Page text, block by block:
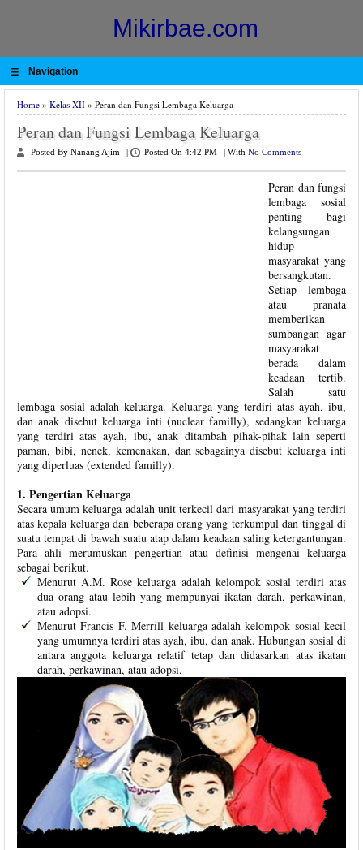
Mikirbae.com
≡ Navigation
Home » Kelas XII » Peran dan Fungsi Lembaga Keluarga
Peran dan Fungsi Lembaga Keluarga
Posted By Nanang Ajim Posted On 4:42 PM With No Comments
Peran dan fungsi
lembaga sosial
penting bagi
kelangsungan
hidup
masyarakat yang
bersangkutan.
Setiap lembaga
atau pranata
memberikan
sumbangan agar
masyarakat
berada dalam
keadaan tertib.
Salah satu
lembaga sosial adalah keluarga. Keluarga yang terdiri atas ayah, ibu,
dan anak disebut keluarga inti (nuclear familly), sedangkan keluarga
yang terdiri atas ayah, ibu, anak ditambah pihak-pihak lain seperti
paman, bibi, nenek, kemenakan, dan sebagainya disebut keluarga inti
yang diperluas (extended familly).
1. Pengertian Keluarga
Secara umum keluarga adalah unit terkecil dari masyarakat yang terdiri
atas kepala keluarga dan beberapa orang yang terkumpul dan tinggal di
suatu tempat di bawah suatu atap dalam keadaan saling ketergantungan.
Para ahli merumuskan pengertian atau definisi mengenai keluarga
sebagai berikut.
Menurut A.M. Rose keluarga adalah kelompok sosial terdiri atas
dua orang atau lebih yang mempunyai ikatan darah, perkawinan,
atau adopsi.
Menurut Francis F. Merrill keluarga adalah kelompok sosial kecil
yang umumnya terdiri atas ayah, ibu, dan anak. Hubungan sosial di
antara anggota keluarga relatif tetap dan didasarkan atas ikatan
darah, perkawinan, atau adopsi.